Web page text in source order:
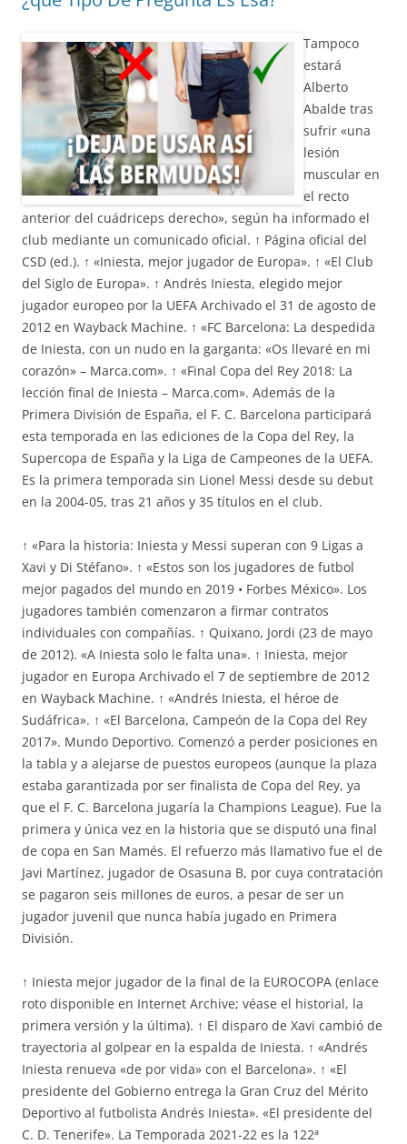
Tampoco
estará
Alberto
Abalde tras
sufrir «una
lesión
muscular en
el recto
anterior del cuádriceps derecho», según ha informado el
club mediante un comunicado oficial. ↑ Página oficial del
CSD (ed.). ↑ «Iniesta, mejor jugador de Europa». ↑ «El Club
del Siglo de Europa». ↑ Andrés Iniesta, elegido mejor
jugador europeo por la UEFA Archivado el 31 de agosto de
2012 en Wayback Machine. ↑ «FC Barcelona: La despedida
de Iniesta, con un nudo en la garganta: «Os llevaré en mi
corazón» – Marca.com». ↑ «Final Copa del Rey 2018: La
lección final de Iniesta – Marca.com». Además de la
Primera División de España, el F. C. Barcelona participará
esta temporada en las ediciones de la Copa del Rey, la
Supercopa de España y la Liga de Campeones de la UEFA.
Es la primera temporada sin Lionel Messi desde su debut
en la 2004-05, tras 21 años y 35 títulos en el club.
↑ «Para la historia: Iniesta y Messi superan con 9 Ligas a
Xavi y Di Stéfano». ↑ «Estos son los jugadores de futbol
mejor pagados del mundo en 2019 • Forbes México». Los
jugadores también comenzaron a firmar contratos
individuales con compañías. ↑ Quixano, Jordi (23 de mayo
de 2012). «A Iniesta solo le falta una». ↑ Iniesta, mejor
jugador en Europa Archivado el 7 de septiembre de 2012
en Wayback Machine. ↑ «Andrés Iniesta, el héroe de
Sudáfrica». ↑ «El Barcelona, Campeón de la Copa del Rey
2017». Mundo Deportivo. Comenzó a perder posiciones en
la tabla y a alejarse de puestos europeos (aunque la plaza
estaba garantizada por ser finalista de Copa del Rey, ya
que el F. C. Barcelona jugaría la Champions League). Fue la
primera y única vez en la historia que se disputó una final
de copa en San Mamés. El refuerzo más llamativo fue el de
Javi Martínez, jugador de Osasuna B, por cuya contratación
se pagaron seis millones de euros, a pesar de ser un
jugador juvenil que nunca había jugado en Primera
División.
↑ Iniesta mejor jugador de la final de la EUROCOPA (enlace
roto disponible en Internet Archive; véase el historial, la
primera versión y la última). ↑ El disparo de Xavi cambió de
trayectoria al golpear en la espalda de Iniesta. ↑ «Andrés
Iniesta renueva «de por vida» con el Barcelona». ↑ «El
presidente del Gobierno entrega la Gran Cruz del Mérito
Deportivo al futbolista Andrés Iniesta». «El presidente del
C. D. Tenerife». La Temporada 2021-22 es la 122ª